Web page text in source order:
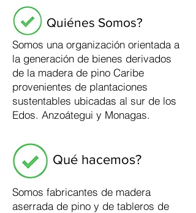
Quiénes Somos?
Somos una organización orientada a
la generación de bienes derivados
de la madera de pino Caribe
provenientes de plantaciones
sustentables ubicadas al sur de los
Edos. Anzoátegui y Monagas.
Qué hacemos?
Somos fabricantes de madera
aserrada de pino y de tableros de